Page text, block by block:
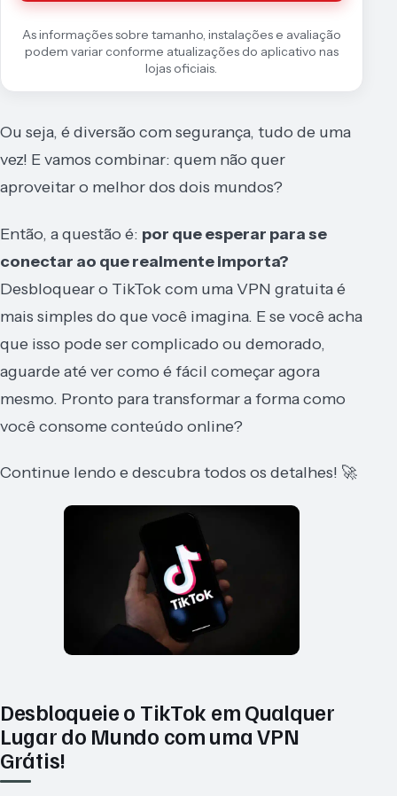
As informações sobre tamanho, instalações e avaliação
podem variar conforme atualizações do aplicativo nas
lojas oficiais.
Ou seja, é diversão com segurança, tudo de uma
vez! E vamos combinar: quem não quer
aproveitar o melhor dos dois mundos?
Então, a questão é: por que esperar para se
conectar ao que realmente importa?
Desbloquear o TikTok com uma VPN gratuita é
mais simples do que você imagina. E se você acha
que isso pode ser complicado ou demorado,
aguarde até ver como é fácil começar agora
mesmo. Pronto para transformar a forma como
você consome conteúdo online?
Continue lendo e descubra todos os detalhes! 🚀
Desbloqueie o TikTok em Qualquer
Lugar do Mundo com uma VPN
Grátis!